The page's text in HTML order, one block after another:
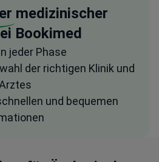
medizinischer
Bookimed
jeder Phase
der richtigen Klinik und
und bequemen